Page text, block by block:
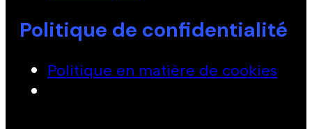
Politique de confidentialité
Politique en matière de cookies